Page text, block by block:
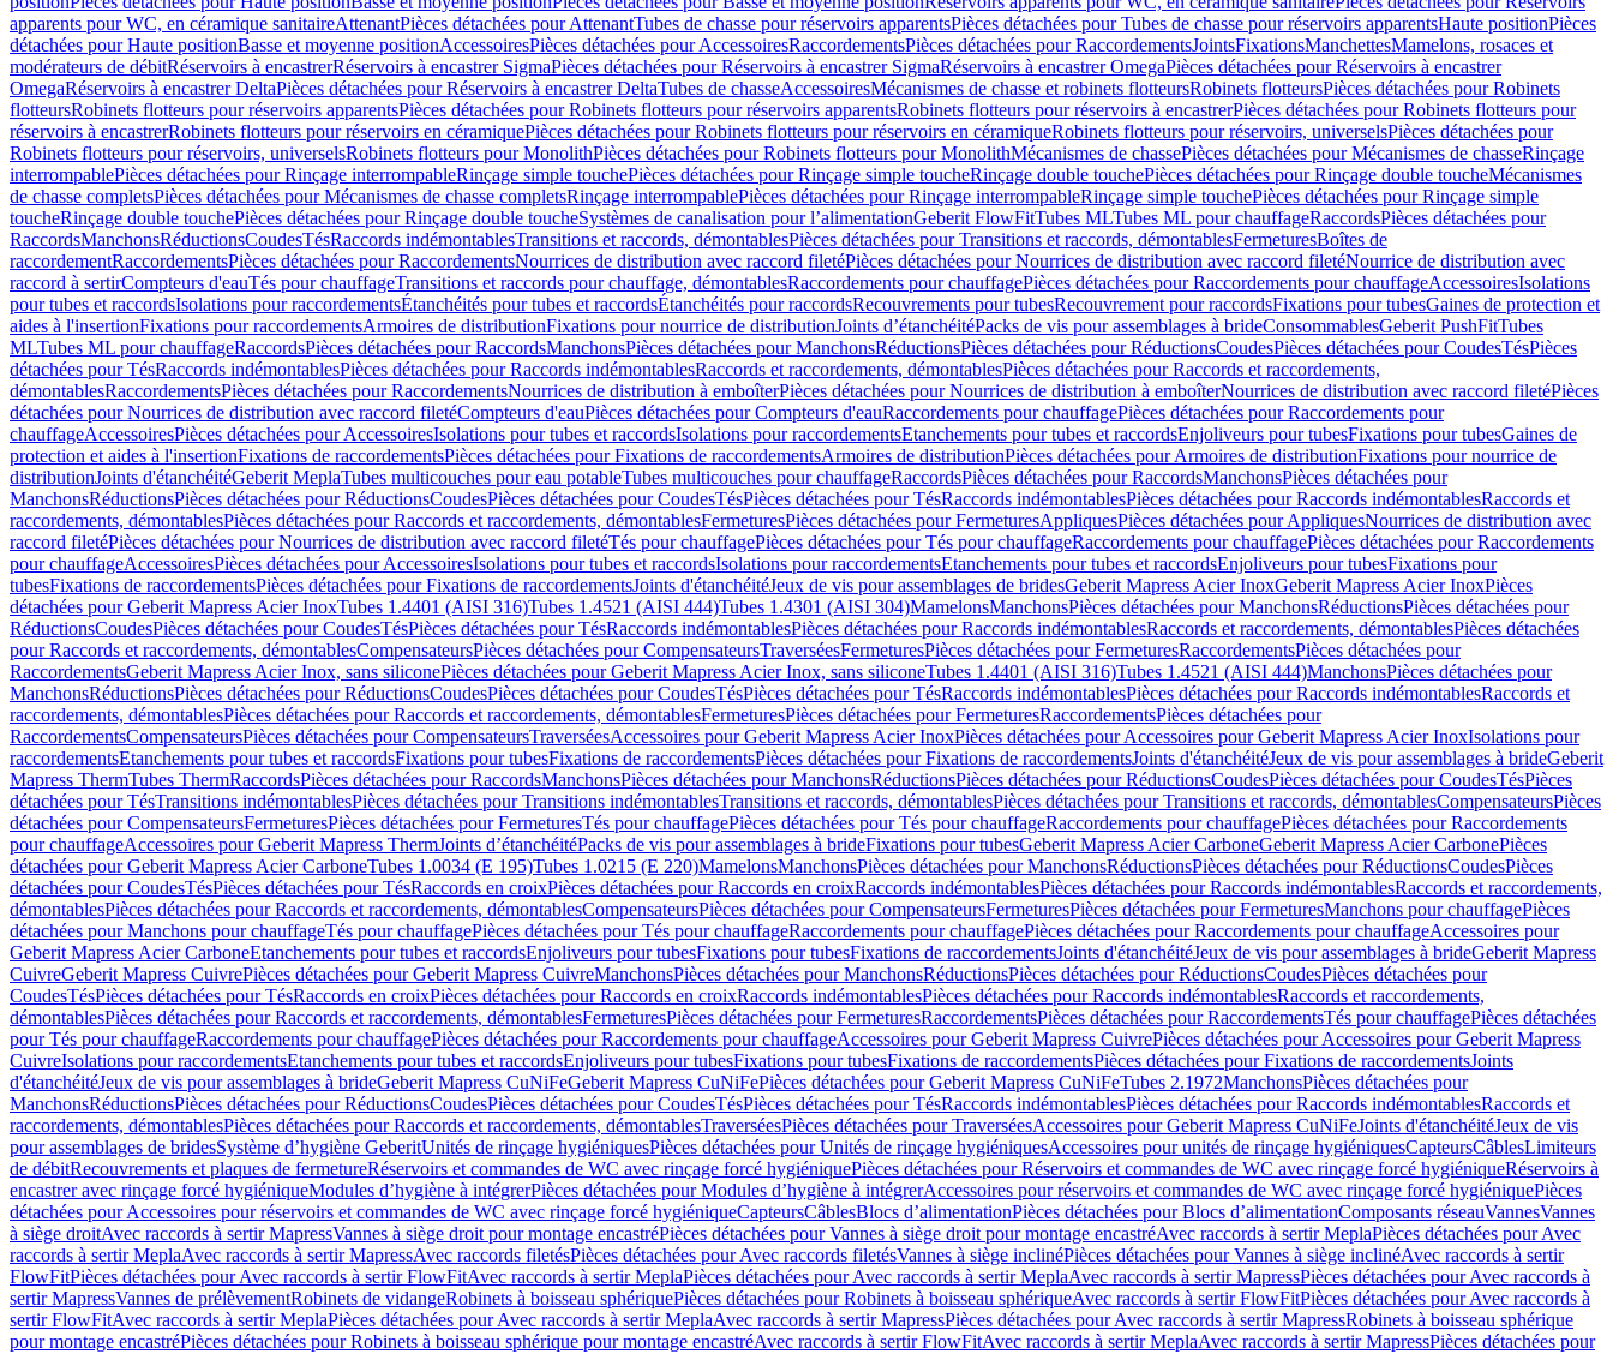
apparents pour WC, en céramique sanitaireAttenantPièces détachées pour AttenantTubes de chasse pour réservoirs apparentsPièces détachées pour Tubes de chasse pour réservoirs apparentsHaute positionPièces
détachées pour Haute positionBasse et moyenne positionAccessoiresPièces détachées pour AccessoiresRaccordementsPièces détachées pour RaccordementsJointsFixationsManchettesMamelons, rosaces et
modérateurs de débitRéservoirs à encastrerRéservoirs à encastrer SigmaPièces détachées pour Réservoirs à encastrer SigmaRéservoirs à encastrer OmegaPièces détachées pour Réservoirs à encastrer
OmegaRéservoirs à encastrer DeltaPièces détachées pour Réservoirs à encastrer DeltaTubes de chasseAccessoiresMécanismes de chasse et robinets flotteursRobinets flotteursPièces détachées pour Robinets
flotteursRobinets flotteurs pour réservoirs apparentsPièces détachées pour Robinets flotteurs pour réservoirs apparentsRobinets flotteurs pour réservoirs à encastrerPièces détachées pour Robinets flotteurs pour
réservoirs à encastrerRobinets flotteurs pour réservoirs en céramiquePièces détachées pour Robinets flotteurs pour réservoirs en céramiqueRobinets flotteurs pour réservoirs, universelsPièces détachées pour
Robinets flotteurs pour réservoirs, universelsRobinets flotteurs pour MonolithPièces détachées pour Robinets flotteurs pour MonolithMécanismes de chassePièces détachées pour Mécanismes de chasseRinçage
interrompablePièces détachées pour Rinçage interrompableRinçage simple touchePièces détachées pour Rinçage simple toucheRinçage double touchePièces détachées pour Rinçage double toucheMécanismes
de chasse completsPièces détachées pour Mécanismes de chasse completsRinçage interrompablePièces détachées pour Rinçage interrompableRinçage simple touchePièces détachées pour Rinçage simple
toucheRinçage double touchePièces détachées pour Rinçage double toucheSystèmes de canalisation pour l’alimentationGeberit FlowFitTubes MLTubes ML pour chauffageRaccordsPièces détachées pour
RaccordsManchonsRéductionsCoudesTésRaccords indémontablesTransitions et raccords, démontablesPièces détachées pour Transitions et raccords, démontablesFermeturesBoîtes de
raccordementRaccordementsPièces détachées pour RaccordementsNourrices de distribution avec raccord filetéPièces détachées pour Nourrices de distribution avec raccord filetéNourrice de distribution avec
raccord à sertirCompteurs d'eauTés pour chauffageTransitions et raccords pour chauffage, démontablesRaccordements pour chauffagePièces détachées pour Raccordements pour chauffageAccessoiresIsolations
pour tubes et raccordsIsolations pour raccordementsÉtanchéités pour tubes et raccordsÉtanchéités pour raccordsRecouvrements pour tubesRecouvrement pour raccordsFixations pour tubesGaines de protection et
aides à l'insertionFixations pour raccordementsArmoires de distributionFixations pour nourrice de distributionJoints d’étanchéitéPacks de vis pour assemblages à brideConsommablesGeberit PushFitTubes
MLTubes ML pour chauffageRaccordsPièces détachées pour RaccordsManchonsPièces détachées pour ManchonsRéductionsPièces détachées pour RéductionsCoudesPièces détachées pour CoudesTésPièces
détachées pour TésRaccords indémontablesPièces détachées pour Raccords indémontablesRaccords et raccordements, démontablesPièces détachées pour Raccords et raccordements,
démontablesRaccordementsPièces détachées pour RaccordementsNourrices de distribution à emboîterPièces détachées pour Nourrices de distribution à emboîterNourrices de distribution avec raccord filetéPièces
détachées pour Nourrices de distribution avec raccord filetéCompteurs d'eauPièces détachées pour Compteurs d'eauRaccordements pour chauffagePièces détachées pour Raccordements pour
chauffageAccessoiresPièces détachées pour AccessoiresIsolations pour tubes et raccordsIsolations pour raccordementsEtanchements pour tubes et raccordsEnjoliveurs pour tubesFixations pour tubesGaines de
protection et aides à l'insertionFixations de raccordementsPièces détachées pour Fixations de raccordementsArmoires de distributionPièces détachées pour Armoires de distributionFixations pour nourrice de
distributionJoints d'étanchéitéGeberit MeplaTubes multicouches pour eau potableTubes multicouches pour chauffageRaccordsPièces détachées pour RaccordsManchonsPièces détachées pour
ManchonsRéductionsPièces détachées pour RéductionsCoudesPièces détachées pour CoudesTésPièces détachées pour TésRaccords indémontablesPièces détachées pour Raccords indémontablesRaccords et
raccordements, démontablesPièces détachées pour Raccords et raccordements, démontablesFermeturesPièces détachées pour FermeturesAppliquesPièces détachées pour AppliquesNourrices de distribution avec
raccord filetéPièces détachées pour Nourrices de distribution avec raccord filetéTés pour chauffagePièces détachées pour Tés pour chauffageRaccordements pour chauffagePièces détachées pour Raccordements
pour chauffageAccessoiresPièces détachées pour AccessoiresIsolations pour tubes et raccordsIsolations pour raccordementsEtanchements pour tubes et raccordsEnjoliveurs pour tubesFixations pour
tubesFixations de raccordementsPièces détachées pour Fixations de raccordementsJoints d'étanchéitéJeux de vis pour assemblages de bridesGeberit Mapress Acier InoxGeberit Mapress Acier InoxPièces
détachées pour Geberit Mapress Acier InoxTubes 1.4401 (AISI 316)Tubes 1.4521 (AISI 444)Tubes 1.4301 (AISI 304)MamelonsManchonsPièces détachées pour ManchonsRéductionsPièces détachées pour
RéductionsCoudesPièces détachées pour CoudesTésPièces détachées pour TésRaccords indémontablesPièces détachées pour Raccords indémontablesRaccords et raccordements, démontablesPièces détachées
pour Raccords et raccordements, démontablesCompensateursPièces détachées pour CompensateursTraverséesFermeturesPièces détachées pour FermeturesRaccordementsPièces détachées pour
RaccordementsGeberit Mapress Acier Inox, sans siliconePièces détachées pour Geberit Mapress Acier Inox, sans siliconeTubes 1.4401 (AISI 316)Tubes 1.4521 (AISI 444)ManchonsPièces détachées pour
ManchonsRéductionsPièces détachées pour RéductionsCoudesPièces détachées pour CoudesTésPièces détachées pour TésRaccords indémontablesPièces détachées pour Raccords indémontablesRaccords et
raccordements, démontablesPièces détachées pour Raccords et raccordements, démontablesFermeturesPièces détachées pour FermeturesRaccordementsPièces détachées pour
RaccordementsCompensateursPièces détachées pour CompensateursTraverséesAccessoires pour Geberit Mapress Acier InoxPièces détachées pour Accessoires pour Geberit Mapress Acier InoxIsolations pour
raccordementsEtanchements pour tubes et raccordsFixations pour tubesFixations de raccordementsPièces détachées pour Fixations de raccordementsJoints d'étanchéitéJeux de vis pour assemblages à brideGeberit
Mapress ThermTubes ThermRaccordsPièces détachées pour RaccordsManchonsPièces détachées pour ManchonsRéductionsPièces détachées pour RéductionsCoudesPièces détachées pour CoudesTésPièces
détachées pour TésTransitions indémontablesPièces détachées pour Transitions indémontablesTransitions et raccords, démontablesPièces détachées pour Transitions et raccords, démontablesCompensateursPièces
détachées pour CompensateursFermeturesPièces détachées pour FermeturesTés pour chauffagePièces détachées pour Tés pour chauffageRaccordements pour chauffagePièces détachées pour Raccordements
pour chauffageAccessoires pour Geberit Mapress ThermJoints d’étanchéitéPacks de vis pour assemblages à brideFixations pour tubesGeberit Mapress Acier CarboneGeberit Mapress Acier CarbonePièces
détachées pour Geberit Mapress Acier CarboneTubes 1.0034 (E 195)Tubes 1.0215 (E 220)MamelonsManchonsPièces détachées pour ManchonsRéductionsPièces détachées pour RéductionsCoudesPièces
détachées pour CoudesTésPièces détachées pour TésRaccords en croixPièces détachées pour Raccords en croixRaccords indémontablesPièces détachées pour Raccords indémontablesRaccords et raccordements,
démontablesPièces détachées pour Raccords et raccordements, démontablesCompensateursPièces détachées pour CompensateursFermeturesPièces détachées pour FermeturesManchons pour chauffagePièces
détachées pour Manchons pour chauffageTés pour chauffagePièces détachées pour Tés pour chauffageRaccordements pour chauffagePièces détachées pour Raccordements pour chauffageAccessoires pour
Geberit Mapress Acier CarboneEtanchements pour tubes et raccordsEnjoliveurs pour tubesFixations pour tubesFixations de raccordementsJoints d'étanchéitéJeux de vis pour assemblages à brideGeberit Mapress
CuivreGeberit Mapress CuivrePièces détachées pour Geberit Mapress CuivreManchonsPièces détachées pour ManchonsRéductionsPièces détachées pour RéductionsCoudesPièces détachées pour
CoudesTésPièces détachées pour TésRaccords en croixPièces détachées pour Raccords en croixRaccords indémontablesPièces détachées pour Raccords indémontablesRaccords et raccordements,
démontablesPièces détachées pour Raccords et raccordements, démontablesFermeturesPièces détachées pour FermeturesRaccordementsPièces détachées pour RaccordementsTés pour chauffagePièces détachées
pour Tés pour chauffageRaccordements pour chauffagePièces détachées pour Raccordements pour chauffageAccessoires pour Geberit Mapress CuivrePièces détachées pour Accessoires pour Geberit Mapress
CuivreIsolations pour raccordementsEtanchements pour tubes et raccordsEnjoliveurs pour tubesFixations pour tubesFixations de raccordementsPièces détachées pour Fixations de raccordementsJoints
d'étanchéitéJeux de vis pour assemblages à brideGeberit Mapress CuNiFeGeberit Mapress CuNiFePièces détachées pour Geberit Mapress CuNiFeTubes 2.1972ManchonsPièces détachées pour
ManchonsRéductionsPièces détachées pour RéductionsCoudesPièces détachées pour CoudesTésPièces détachées pour TésRaccords indémontablesPièces détachées pour Raccords indémontablesRaccords et
raccordements, démontablesPièces détachées pour Raccords et raccordements, démontablesTraverséesPièces détachées pour TraverséesAccessoires pour Geberit Mapress CuNiFeJoints d'étanchéitéJeux de vis
pour assemblages de bridesSystème d’hygiène GeberitUnités de rinçage hygiéniquesPièces détachées pour Unités de rinçage hygiéniquesAccessoires pour unités de rinçage hygiéniquesCapteursCâblesLimiteurs
de débitRecouvrements et plaques de fermetureRéservoirs et commandes de WC avec rinçage forcé hygiéniquePièces détachées pour Réservoirs et commandes de WC avec rinçage forcé hygiéniqueRéservoirs à
encastrer avec rinçage forcé hygiéniqueModules d’hygiène à intégrerPièces détachées pour Modules d’hygiène à intégrerAccessoires pour réservoirs et commandes de WC avec rinçage forcé hygiéniquePièces
détachées pour Accessoires pour réservoirs et commandes de WC avec rinçage forcé hygiéniqueCapteursCâblesBlocs d’alimentationPièces détachées pour Blocs d’alimentationComposants réseauVannesVannes
à siège droitAvec raccords à sertir MapressVannes à siège droit pour montage encastréPièces détachées pour Vannes à siège droit pour montage encastréAvec raccords à sertir MeplaPièces détachées pour Avec
raccords à sertir MeplaAvec raccords à sertir MapressAvec raccords filetésPièces détachées pour Avec raccords filetésVannes à siège inclinéPièces détachées pour Vannes à siège inclinéAvec raccords à sertir
FlowFitPièces détachées pour Avec raccords à sertir FlowFitAvec raccords à sertir MeplaPièces détachées pour Avec raccords à sertir MeplaAvec raccords à sertir MapressPièces détachées pour Avec raccords à
sertir MapressVannes de prélèvementRobinets de vidangeRobinets à boisseau sphériquePièces détachées pour Robinets à boisseau sphériqueAvec raccords à sertir FlowFitPièces détachées pour Avec raccords à
sertir FlowFitAvec raccords à sertir MeplaPièces détachées pour Avec raccords à sertir MeplaAvec raccords à sertir MapressPièces détachées pour Avec raccords à sertir MapressRobinets à boisseau sphérique
pour montage encastréPièces détachées pour Robinets à boisseau sphérique pour montage encastréAvec raccords à sertir FlowFitAvec raccords à sertir MeplaAvec raccords à sertir MapressPièces détachées pour